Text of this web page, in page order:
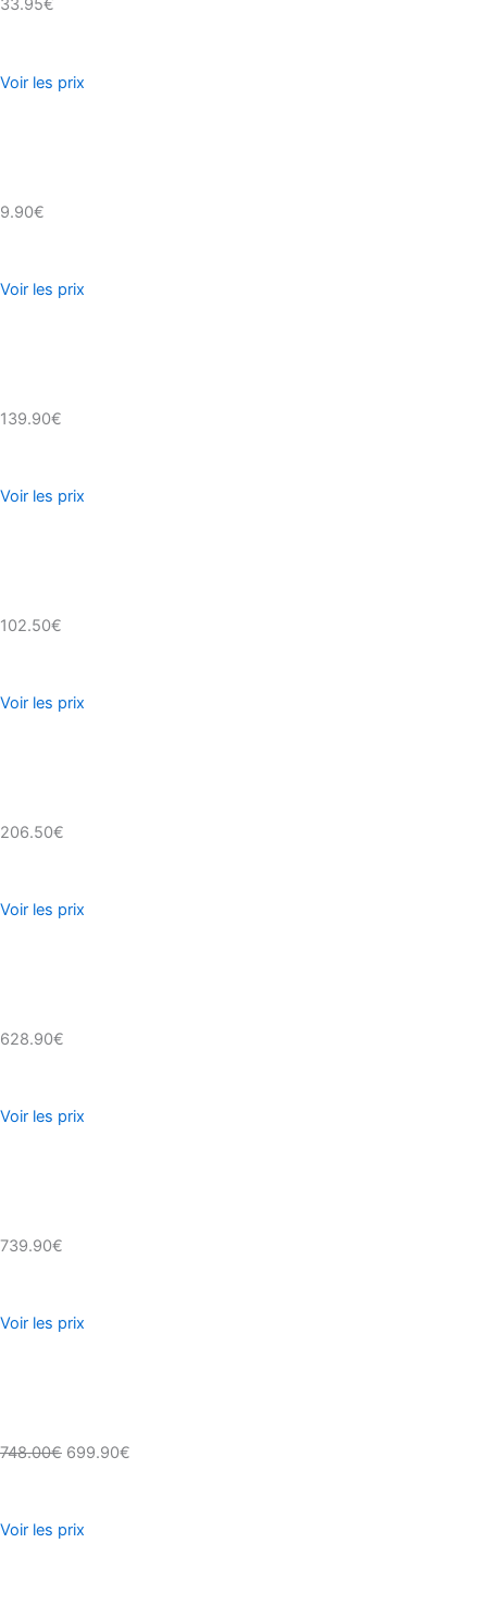
33.95€
Voir les prix
9.90€
Voir les prix
139.90€
Voir les prix
102.50€
Voir les prix
206.50€
Voir les prix
628.90€
Voir les prix
739.90€
Voir les prix
748.00€ 699.90€
Voir les prix